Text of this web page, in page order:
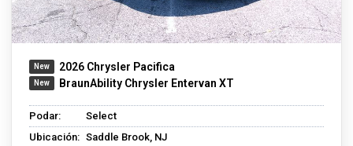
2026 Chrysler Pacifica
BraunAbility Chrysler Entervan XT
Podar:
Select
Ubicación: Saddle Brook, NJ